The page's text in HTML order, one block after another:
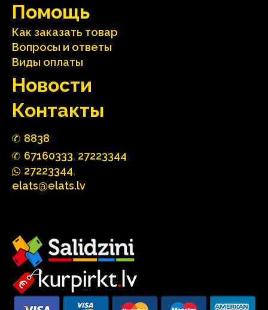
Помощь
Как заказать товар
Вопросы и ответы
Виды оплаты
Hовости
Контакты
8838
67160333, 27223344
27223344,
elats@elats.lv